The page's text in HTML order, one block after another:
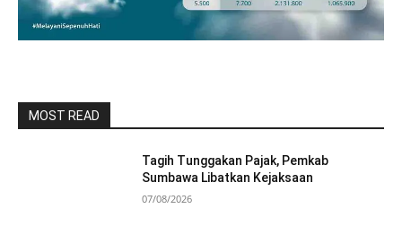
MOST READ
Tagih Tunggakan Pajak, Pemkab
Sumbawa Libatkan Kejaksaan
07/08/2026